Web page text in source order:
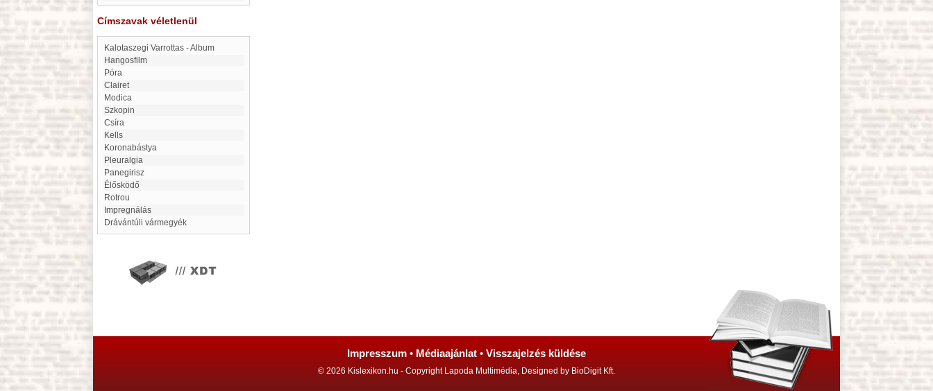
Címszavak véletlenül
Kalotaszegi Varrottas - Album
hangosfilm
Póra
clairet
Modica
Szkopin
Csíra
Kells
Koronabástya
Pleuralgia
panegirisz
Élősködő
Rotrou
Impregnálás
Drávántúli vármegyék
Impresszum • Médiaajánlat • Visszajelzés küldése
© 2026 Kislexikon.hu - Copyright Lapoda Multimédia, Designed by BioDigit Kft.